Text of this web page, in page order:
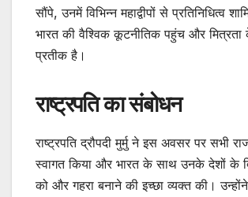
सौंपे, उनमें विभिन्न महाद्वीपों से प्रतिनिधित्व
भारत की वैश्विक कूटनीतिक पहुंच और मित्रता
प्रतीक है।
राष्ट्रपति का संबोधन
राष्ट्रपति द्रौपदी मुर्मु ने इस अवसर पर सभी
स्वागत किया और भारत के साथ उनके देशों के
को और गहरा बनाने की इच्छा व्यक्त की।